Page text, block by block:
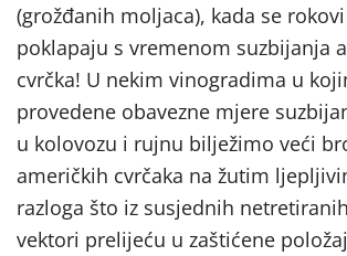
(grožđanih moljaca), kada se
poklapaju s vremenom suzbijanja
cvrčka! U nekim vinogradima u
provedene obavezne mjere
u kolovozu i rujnu bilježimo veći
američkih cvrčaka na žutim
razloga što iz susjednih
vektori prelijeću u zaštićene